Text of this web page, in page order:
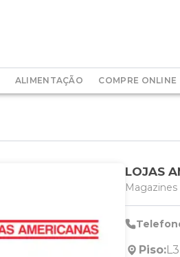
ALIMENTAÇÃO COMPRE ONLINE
LOJAS
Piso:L3